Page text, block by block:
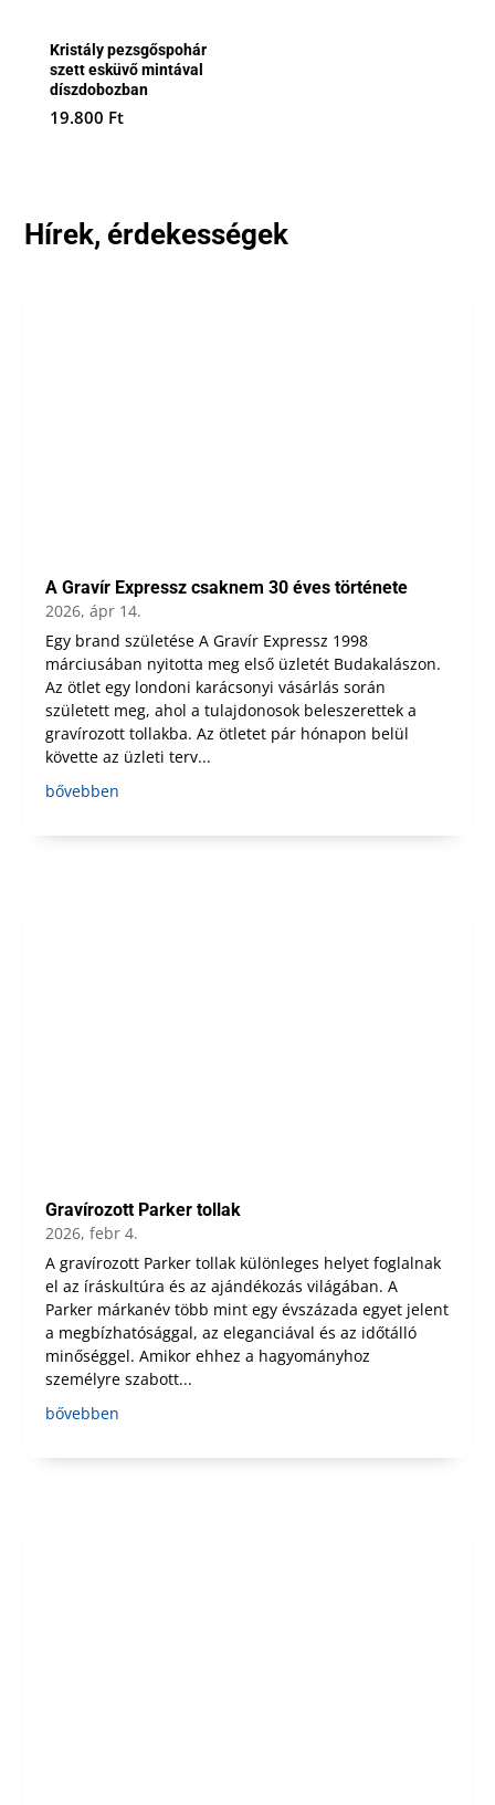
Kristály pezsgőspohár
szett esküvő mintával
díszdobozban
19.800 Ft
Hírek, érdekességek
A Gravír Expressz csaknem 30 éves története
2026, ápr 14.
Egy brand születése A Gravír Expressz 1998
márciusában nyitotta meg első üzletét Budakalászon.
Az ötlet egy londoni karácsonyi vásárlás során
született meg, ahol a tulajdonosok beleszerettek a
gravírozott tollakba. Az ötletet pár hónapon belül
követte az üzleti terv...
bővebben
Gravírozott Parker tollak
2026, febr 4.
A gravírozott Parker tollak különleges helyet foglalnak
el az íráskultúra és az ajándékozás világában. A
Parker márkanév több mint egy évszázada egyet jelent
a megbízhatósággal, az eleganciával és az időtálló
minőséggel. Amikor ehhez a hagyományhoz
személyre szabott...
bővebben